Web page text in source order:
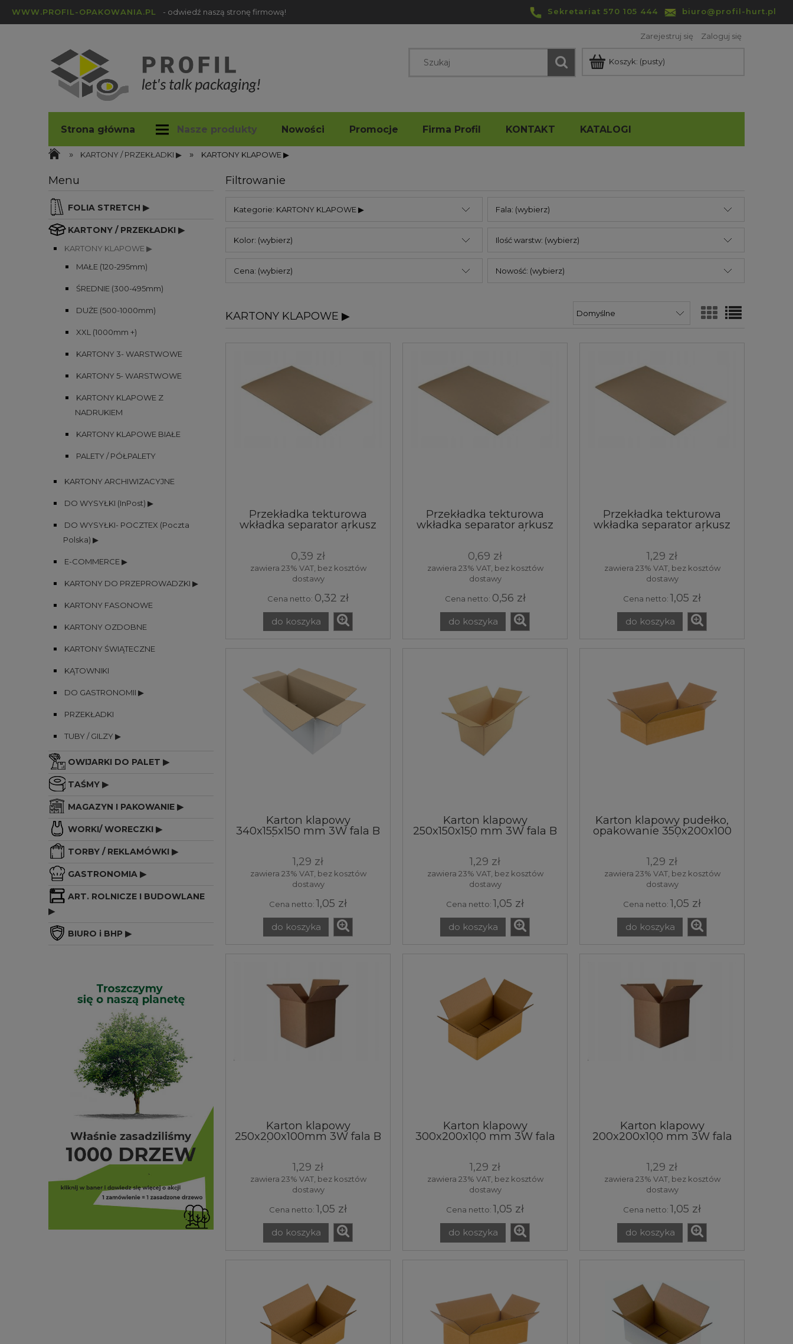
WWW.PROFIL-OPAKOWANIA.PL - odwiedź naszą stronę firmową! Sekretariat 570 105 444 biuro@profil-hurt.pl
Zarejestruj się Zaloguj się
Koszyk: (pusty)
Strona główna Nasze produkty Nowości Promocje Firma Profil KONTAKT KATALOGI
profil-opakowania.pl Blog
» KARTONY / PRZEKŁADKI ▶ » KARTONY KLAPOWE ▶
Menu
FOLIA STRETCH ▶
KARTONY / PRZEKŁADKI ▶
KARTONY KLAPOWE ▶
MAŁE (120-295mm)
ŚREDNIE (300-495mm)
DUŻE (500-1000mm)
XXL (1000mm +)
KARTONY 3- WARSTWOWE
KARTONY 5- WARSTWOWE
KARTONY KLAPOWE Z
NADRUKIEM
KARTONY KLAPOWE BIAŁE
PALETY / PÓŁPALETY
KARTONY ARCHIWIZACYJNE
DO WYSYŁKI (InPost) ▶
DO WYSYŁKI- POCZTEX (Poczta
Polska) ▶
E-COMMERCE ▶
KARTONY DO PRZEPROWADZKI ▶
KARTONY FASONOWE
KARTONY OZDOBNE
KARTONY ŚWIĄTECZNE
KĄTOWNIKI
DO GASTRONOMII ▶
PRZEKŁADKI
TUBY / GILZY ▶
OWIJARKI DO PALET ▶
TAŚMY ▶
MAGAZYN I PAKOWANIE ▶
WORKI/ WORECZKI ▶
TORBY / REKLAMÓWKI ▶
GASTRONOMIA ▶
ART. ROLNICZE I BUDOWLANE
▶
BIURO i BHP ▶
Filtrowanie
Kategorie: KARTONY KLAPOWE ▶ Fala: (wybierz)
Kolor: (wybierz) Ilość warstw: (wybierz)
Cena: (wybierz) Nowość: (wybierz)
KARTONY KLAPOWE ▶
Przekładka tekturowa
wkładka separator arkusz
3W 414x265 320 g/m2 1
0,39 zł
zawiera 23% VAT, bez kosztów
dostawy
Cena netto: 0,32 zł
do koszyka
Przekładka tekturowa
wkładka separator arkusz
3W 560x365 320 g/m2 1
0,69 zł
zawiera 23% VAT, bez kosztów
dostawy
Cena netto: 0,56 zł
do koszyka
Przekładka tekturowa
wkładka separator arkusz
3W 400x220 340 g/m2 1
1,29 zł
zawiera 23% VAT, bez kosztów
dostawy
Cena netto: 1,05 zł
do koszyka
Karton klapowy
340x155x150 mm 3W fala B
360g/m2 Biały 34x15,5x15
skrzynka opakowanie
tektura 1 sztuka
1,29 zł
zawiera 23% VAT, bez kosztów
dostawy
Cena netto: 1,05 zł
do koszyka
Karton klapowy
250x150x150 mm 3W fala B
344 g/m² brązowy
pudło box skrzynka
opakowanie tektura 1
sztuka
1,29 zł
zawiera 23% VAT, bez kosztów
dostawy
Cena netto: 1,05 zł
do koszyka
Karton klapowy pudełko,
opakowanie 350x200x100
mm 3W 310 g/m2, 1 szt.
1,29 zł
zawiera 23% VAT, bez kosztów
dostawy
Cena netto: 1,05 zł
do koszyka
Karton klapowy
250x200x100mm 3W fala B
350 g/m² brązowy 25x20x10
skrzynka opakowanie
tektura 1 sztuka
1,29 zł
zawiera 23% VAT, bez kosztów
dostawy
Cena netto: 1,05 zł
do koszyka
Karton klapowy
300x200x100 mm 3W fala
B 400 g/m² brązowy
pudło box skrzynka
opakowanie tektura 1
sztuka
1,29 zł
zawiera 23% VAT, bez kosztów
dostawy
Cena netto: 1,05 zł
do koszyka
Karton klapowy
200x200x100 mm 3W fala
B 400 g/m² brązowy
pudło box skrzynka
opakowanie tektura 1
sztuka
1,29 zł
zawiera 23% VAT, bez kosztów
dostawy
Cena netto: 1,05 zł
do koszyka